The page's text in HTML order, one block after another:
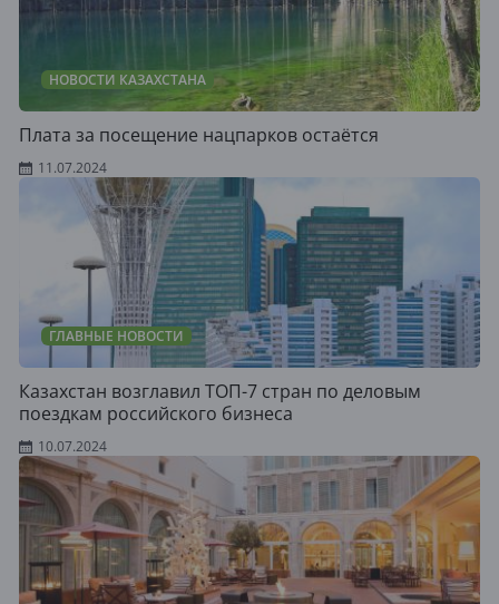
НОВОСТИ КАЗАХСТАНА
Плата за посещение нацпарков остаётся
11.07.2024
ГЛАВНЫЕ НОВОСТИ
Казахстан возглавил ТОП-7 стран по деловым
поездкам российского бизнеса
10.07.2024